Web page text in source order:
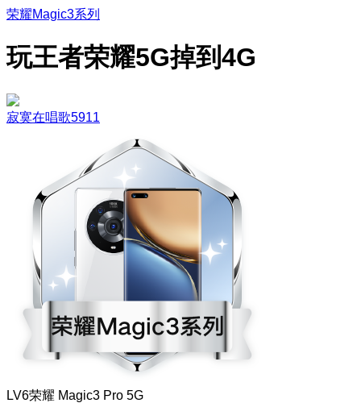
荣耀Magic3系列
玩王者荣耀5G掉到4G
寂寞在唱歌5911
LV6荣耀 Magic3 Pro 5G